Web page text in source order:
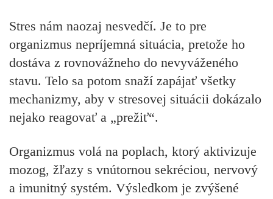
Stres nám naozaj nesvedčí. Je to pre
organizmus nepríjemná situácia, pretože ho
dostáva z rovnovážneho do nevyváženého
stavu. Telo sa potom snaží zapájať všetky
mechanizmy, aby v stresovej situácii dokázalo
nejako reagovať a „prežiť“.
Organizmus volá na poplach, ktorý aktivizuje
mozog, žľazy s vnútornou sekréciou, nervový
a imunitný systém. Výsledkom je zvýšené